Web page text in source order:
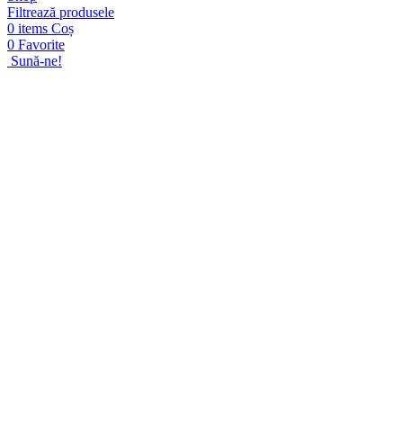
Filtrează produsele
0 items Coș
0 Favorite
Sună-ne!